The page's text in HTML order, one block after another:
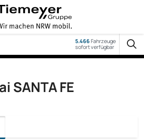
5.466Fahrzeuge
sofort verfügbar
SANTA FE